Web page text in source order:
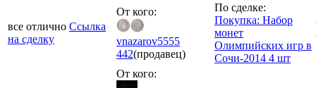
все отлично Ссылка
на сделку
От кого:
vnazarov5555
442(продавец)
По сделке:
Покупка: Набор
монет
Олимпийских игр в
Сочи-2014 4 шт
От кого: